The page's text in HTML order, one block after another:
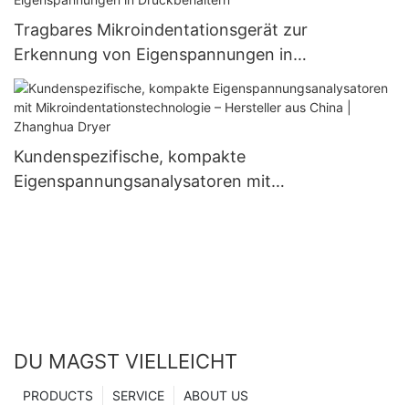
Tragbares Mikroindentationsgerät zur
Erkennung von Eigenspannungen in
Druckbehältern
Kundenspezifische, kompakte
Eigenspannungsanalysatoren mit
DU MAGST VIELLEICHT
ABOUT US
SERVICE
PRODUCTS